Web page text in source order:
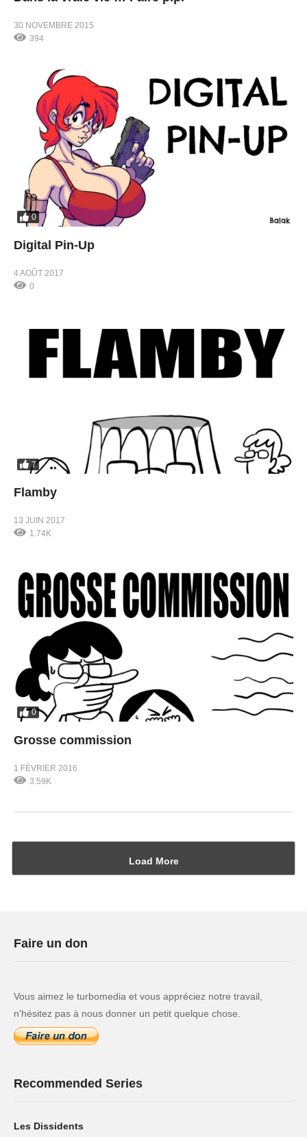
30 NOVEMBRE 2015
394
0
Digital Pin-Up
4 AOÛT 2017
0
7
Flamby
13 JUIN 2017
1.74K
0
Grosse commission
1 FÉVRIER 2016
3.59K
Load More
Faire un don
Vous aimez le turbomedia et vous appréciez notre travail,
n'hésitez pas à nous donner un petit quelque chose.
Recommended Series
Les Dissidents